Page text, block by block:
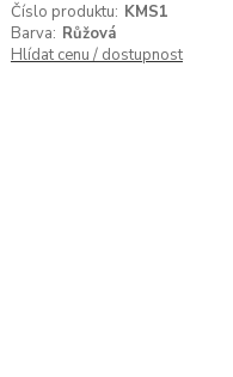
Číslo produktu: KMS1
Barva: Růžová
Hlídat cenu / dostupnost